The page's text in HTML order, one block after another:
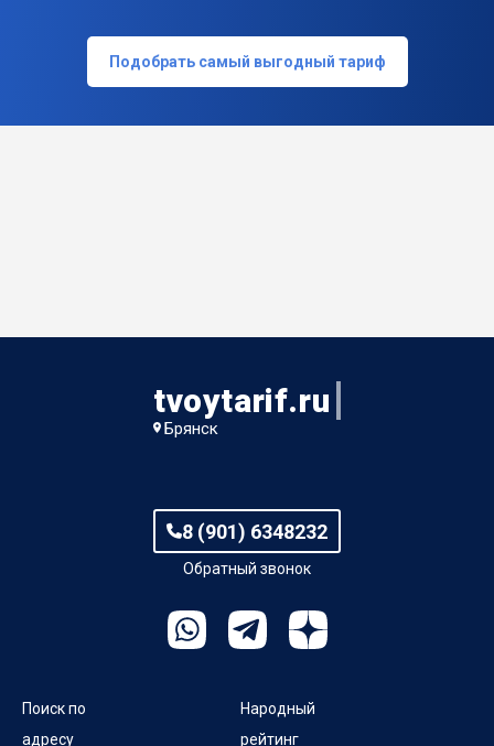
Подобрать самый выгодный тариф
tvoytarif.ru
Брянск
8 (901) 6348232
Обратный звонок
Поиск по
адресу
Народный
рейтинг